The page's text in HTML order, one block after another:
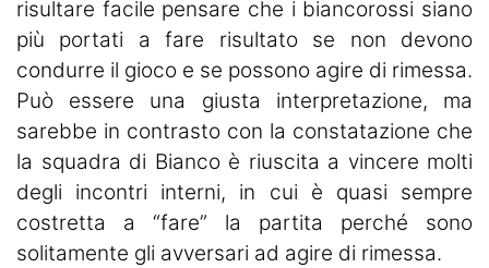
risultare facile pensare che i biancorossi siano
più portati a fare risultato se non devono
condurre il gioco e se possono agire di rimessa.
Può essere una giusta interpretazione, ma
sarebbe in contrasto con la constatazione che
la squadra di Bianco è riuscita a vincere molti
degli incontri interni, in cui è quasi sempre
costretta a “fare” la partita perché sono
solitamente gli avversari ad agire di rimessa.